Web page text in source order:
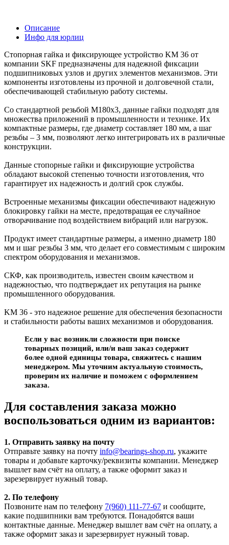
Описание
Инфо для юрлиц
Стопорная гайка и фиксирующее устройство KM 36 от
компании SKF предназначены для надежной фиксации
подшипниковых узлов и других элементов механизмов. Эти
компоненты изготовлены из прочной и долговечной стали,
обеспечивающей стабильную работу системы.
Со стандартной резьбой M180x3, данные гайки подходят для
множества приложений в промышленности и технике. Их
компактные размеры, где диаметр составляет 180 мм, а шаг
резьбы – 3 мм, позволяют легко интегрировать их в различные
конструкции.
Данные стопорные гайки и фиксирующие устройства
обладают высокой степенью точности изготовления, что
гарантирует их надежность и долгий срок службы.
Встроенные механизмы фиксации обеспечивают надежную
блокировку гайки на месте, предотвращая ее случайное
отворачивание под воздействием вибраций или нагрузок.
Продукт имеет стандартные размеры, а именно диаметр 180
мм и шаг резьбы 3 мм, что делает его совместимым с широким
спектром оборудования и механизмов.
СКФ, как производитель, известен своим качеством и
надежностью, что подтверждает их репутация на рынке
промышленного оборудования.
KM 36 - это надежное решение для обеспечения безопасности
и стабильности работы ваших механизмов и оборудования.
Если у вас возникли сложности при поиске
товарных позиций, или/и ваш заказ содержит
более одной единицы товара, свяжитесь с нашим
менеджером. Мы уточним актуальную стоимость,
проверим их наличие и поможем с оформлением
заказа.
Для составления заказа можно
воспользоваться одним из вариантов:
1. Отправить заявку на почту
Отправьте заявку на почту info@bearings-shop.ru, укажите
товары и добавьте карточку/реквизиты компании. Менеджер
вышлет вам счёт на оплату, а также оформит заказ и
зарезервирует нужный товар.
2. По телефону
Позвоните нам по телефону 7(960) 111-77-67 и сообщите,
какие подшипники вам требуются. Понадобятся ваши
контактные данные. Менеджер вышлет вам счёт на оплату, а
также оформит заказ и зарезервирует нужный товар.